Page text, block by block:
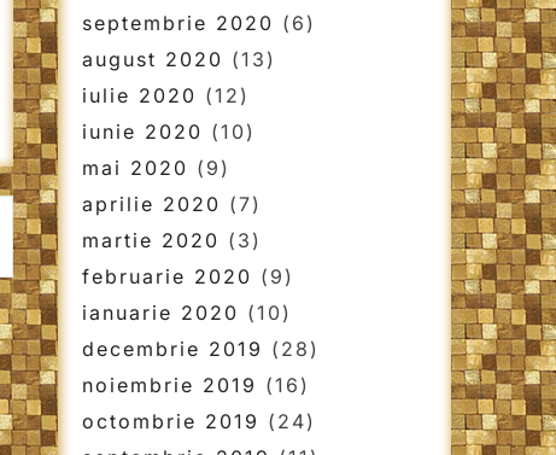
septembrie 2020 (6)
august 2020 (13)
iulie 2020 (12)
iunie 2020 (10)
mai 2020 (9)
aprilie 2020 (7)
martie 2020 (3)
februarie 2020 (9)
ianuarie 2020 (10)
decembrie 2019 (28)
noiembrie 2019 (16)
octombrie 2019 (24)